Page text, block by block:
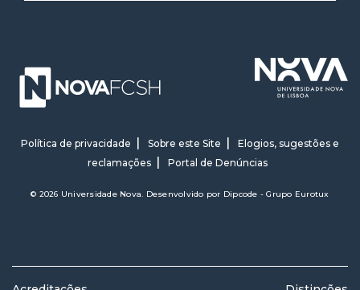
Política de privacidade Sobre este Site
Elogios, sugestões e
reclamações
Portal de Denúncias
© 2026 Universidade Nova. Desenvolvido por Dipcode - Grupo Eurotux